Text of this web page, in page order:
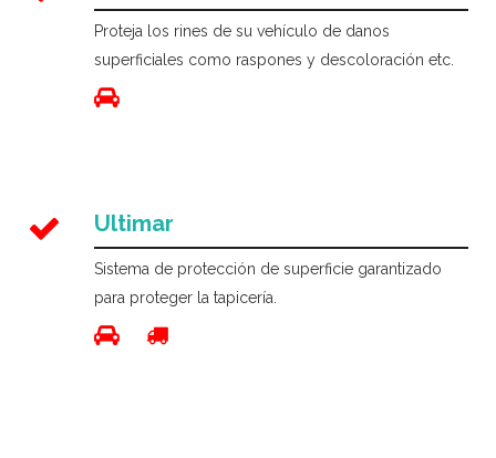
Proteja los rines de su vehículo de danos
superficiales como raspones y descoloración etc.
Ultimar
Sistema de protección de superficie garantizado
para proteger la tapicería.